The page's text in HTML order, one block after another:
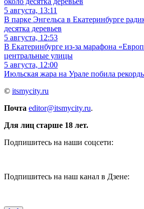
5 августа, 13:11
В парке Энгельса в Екатеринбурге
десятка деревьев
5 августа, 12:53
В Екатеринбурге из-за марафона
центральные улицы
5 августа, 12:00
Июльская жара на Урале побила
© itsmycity.ru
Почта editor@itsmycity.ru.
Для лиц старше 18 лет.
Подпишитесь на наши соцсети:
Подпишитесь на наш канал в Дзене: